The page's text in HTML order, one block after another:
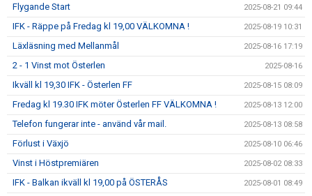
Flygande Start 2025-08-21 09:44
IFK - Räppe på Fredag kl 19,00 VÄLKOMNA ! 2025-08-19 10:31
Läxläsning med Mellanmål 2025-08-16 17:19
2 - 1 Vinst mot Österlen 2025-08-16
Ikväll kl 19,30 IFK - Österlen FF 2025-08-15 08:09
Fredag kl 19.30 IFK möter Österlen FF VÄLKOMNA ! 2025-08-13 12:00
Telefon fungerar inte - använd vår mail. 2025-08-13 08:58
Förlust i Växjö 2025-08-10 06:46
Vinst i Höstpremiären 2025-08-02 08:33
IFK - Balkan ikväll kl 19,00 på ÖSTERÅS 2025-08-01 08:49